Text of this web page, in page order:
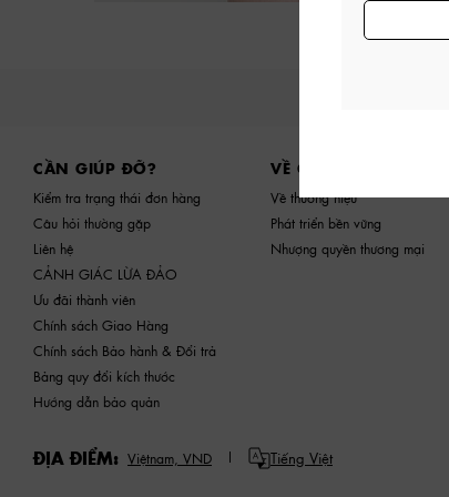
CẦN GIÚP ĐỠ?
Kiểm tra trạng thái đơn hàng
Câu hỏi thường gặp
Liên hệ
CẢNH GIÁC LỪA ĐẢO
Ưu đãi thành viên
Chính sách Giao Hàng
Chính sách Bảo hành & Đổi trả
Bảng quy đổi kích thước
Hướng dẫn bảo quản
VỀ CHÚNG TÔI
Về thương hiệu
Phát triển bền vững
Nhượng quyền thương mại
ĐỊA ĐIỂM: Việtnam, VND Tiếng Việt